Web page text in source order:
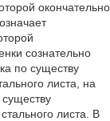
окончательно
сознательно
по существу
листа, на
листа. В